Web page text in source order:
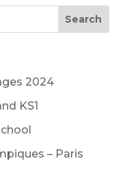
2024
KS1
– Paris